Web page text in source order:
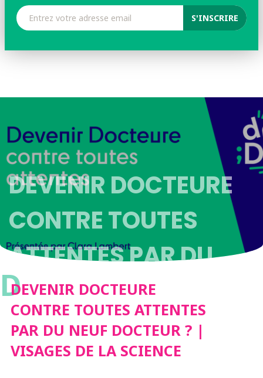
DEVENIR DOCTEURE
CONTRE TOUTES
ATTENTES PAR DU
NEUF DOCTEUR ? |
VISAGES DE LA
SCIENCE
DDEVENIR DOCTEURE
CONTRE TOUTES ATTENTES
PAR DU NEUF DOCTEUR ? |
VISAGES DE LA SCIENCE